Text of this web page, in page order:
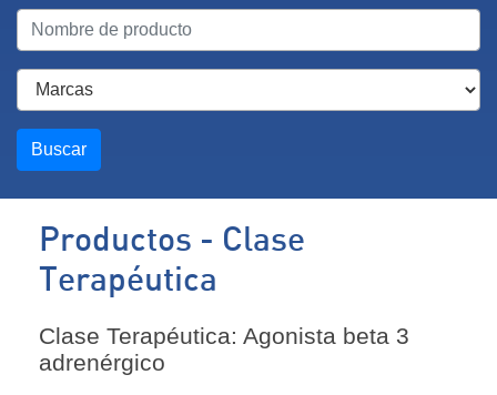
Buscar
Productos - Clase
Terapéutica
Clase Terapéutica: Agonista beta 3
adrenérgico